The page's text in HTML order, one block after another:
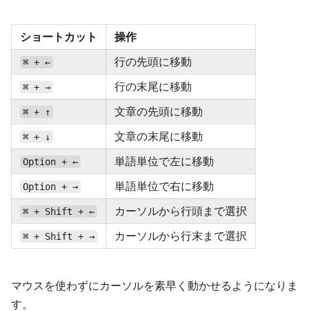
ショートカット 操作
⌘ + ← 行の先頭に移動
⌘ + → 行の末尾に移動
⌘ + ↑ 文章の先頭に移動
⌘ + ↓ 文章の末尾に移動
Option + ← 単語単位で左に移動
Option + → 単語単位で右に移動
⌘ + Shift + ← カーソルから行頭まで選択
⌘ + Shift + → カーソルから行末まで選択
マウスを使わずにカーソルを素早く動かせるようになりま
す。